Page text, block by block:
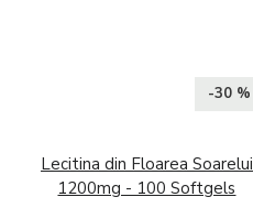
-30 %
Lecitina din Floarea Soarelui
1200mg - 100 Softgels